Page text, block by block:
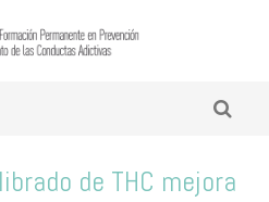
de THC mejora